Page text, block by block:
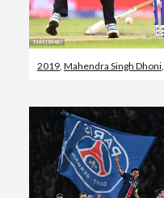
2019, Mahendra Singh Dhoni,